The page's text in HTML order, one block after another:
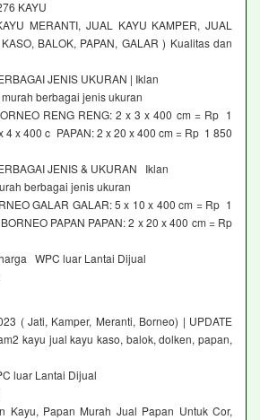
KAYU
MERANTI, JUAL KAYU KAMPER, JUAL
BALOK, PAPAN, GALAR ) Kualitas dan
JENIS UKURAN | Iklan
berbagai jenis ukuran
RENG RENG: 2 x 3 x 400 cm = Rp 1
x 400 c PAPAN: 2 x 20 x 400 cm = Rp 1 850
JENIS & UKURAN Iklan
berbagai jenis ukuran
GALAR GALAR: 5 x 10 x 400 cm = Rp 1
PAPAN PAPAN: 2 x 20 x 400 cm = Rp
WPC luar Lantai Dijual
( Jati, Kamper, Meranti, Borneo) | UPDATE
kayu jual kayu kaso, balok, dolken, papan,
luar Lantai Dijual
Kayu, Papan Murah Jual Papan Untuk Cor,